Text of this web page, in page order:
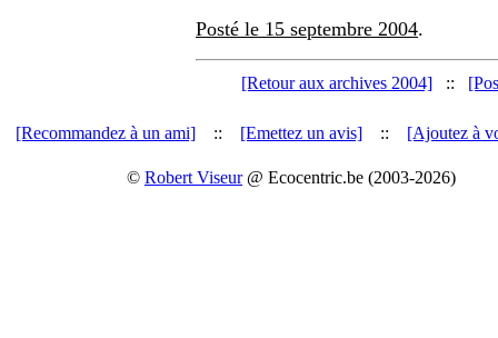
Posté le 15 septembre 2004.
[Retour aux archives 2004]::
[Recommandez à un ami] :: [Emettez un avis] :: [Ajoutez à
© Robert Viseur@ Ecocentric.be (2003-2026)